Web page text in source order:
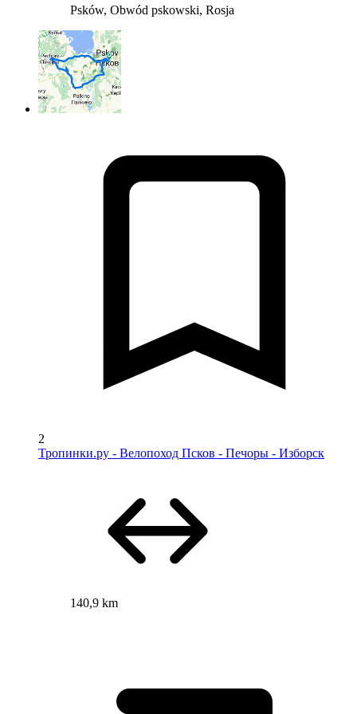
Psków, Obwód pskowski, Rosja
2
Тропинки.ру - Велопоход Псков - Печоры - Изборск
140,9 km